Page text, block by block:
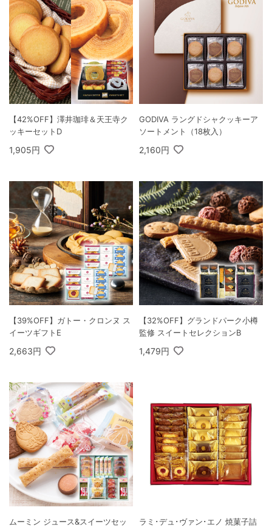
【42%OFF】澤井珈琲＆天王寺ク
ッキーセットD
1,905円
GODIVA ラングドシャクッキーア
ソートメント（18枚入）
2,160円
【39%OFF】ガトー・クロンヌ ス
イーツギフトE
2,663円
【32%OFF】グランドパーク小樽
監修 スイートセレクションB
1,479円
ムーミン ジュース&スイーツセッ
ラミ･デュ･ヴァン･エノ 焼菓子詰